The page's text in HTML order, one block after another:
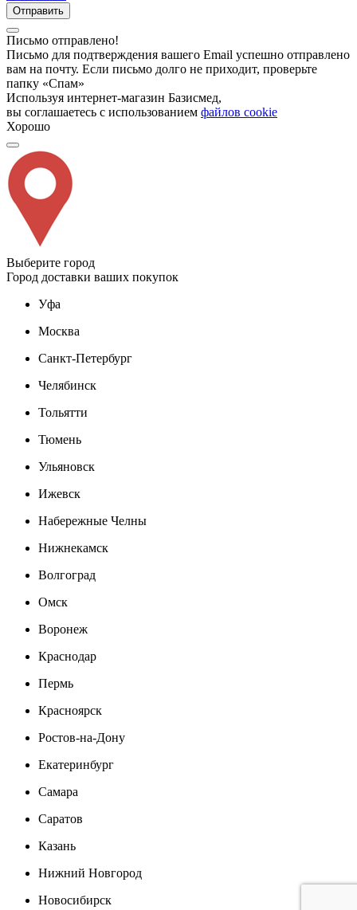
Отправить
Письмо отправлено!
Письмо для подтверждения вашего Email успешно отправлено
вам на почту. Если письмо долго не приходит, проверьте
папку «Спам»
Используя интернет-магазин Базисмед,
вы соглашаетесь с использованием файлов cookie
Хорошо
Выберите город
Город доставки ваших покупок
Уфа
Москва
Санкт-Петербург
Челябинск
Тольятти
Тюмень
Ульяновск
Ижевск
Набережные Челны
Нижнекамск
Волгоград
Омск
Воронеж
Краснодар
Пермь
Красноярск
Ростов-на-Дону
Екатеринбург
Самара
Саратов
Казань
Нижний Новгород
Новосибирск